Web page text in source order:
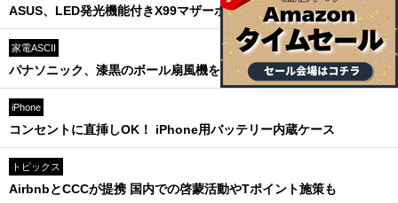
ASUS、LED発光機能付きX99マザーボードを発売
家電ASCII
パナソニック、漆黒のボール扇風機を開発
iPhone
コンセントに直挿しOK！ iPhone用バッテリー内蔵ケース
トピックス
AirbnbとCCCが提携 国内での啓蒙活動やTポイント施策も